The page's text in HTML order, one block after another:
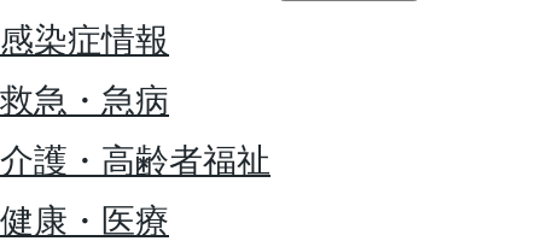
感染症情報
救急・急病
介護・高齢者福祉
健康・医療